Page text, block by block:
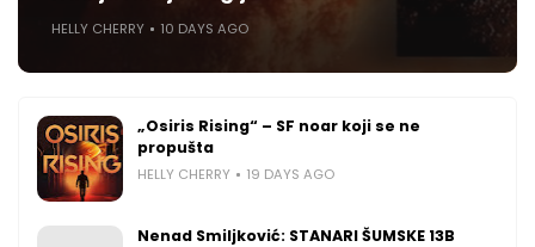
HELLY CHERRY 10 DAYS AGO
„Osiris Rising“ – SF noar koji se ne
propušta
HELLY CHERRY 19 DAYS AGO
Nenad Smiljković: STANARI ŠUMSKE 13B